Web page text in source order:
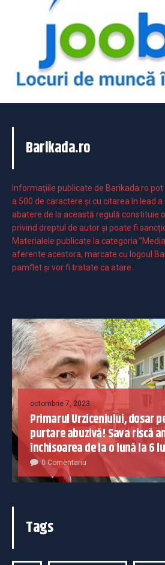
Barikada.ro
Informaţiile publicate de Barikada.ro
a 500 de caractere şi cu citarea în lead a
abatere de la această regulă constituie
privind dreptul de autor și poate fi
Materialele publicate la categoria
aferente acestora, marcate cu logoul
pamflet și vor fi tratate ca atare.
octombrie 7, 2023
Primarul Urziceniului, dosar
purtare abuzivă! Sava riscă
închisoarea de la o lună la 6
0 Comentariu
Tags